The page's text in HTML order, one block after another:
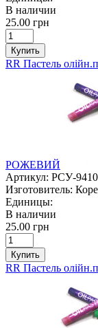
В наличии
25.00 грн
Купить
RR Пастель
РОЖЕВИЙ
Артикул: РСУ-
Изготовитель:
Единицы:
В наличии
25.00 грн
Купить
RR Пастель